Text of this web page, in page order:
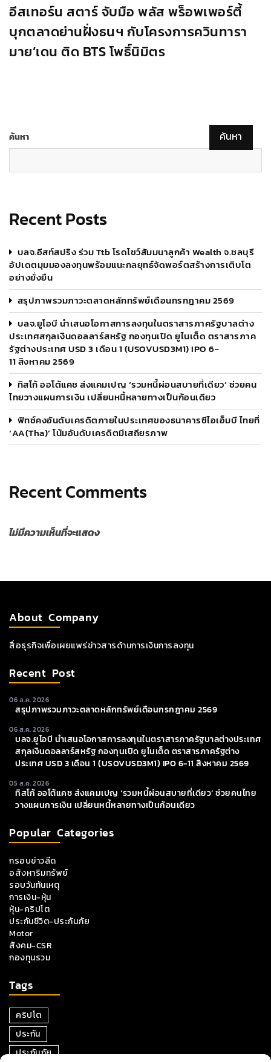
อีสเทอร์น สตาร์ จับมือ พลัส พร็อพเพอร์ตี้
บุกตลาดย่านฝั่งธนฯ กับโครงการควินทารา
มาย’เดน ติด BTS โพธิ์นิมิตร
ค้นหา ค้นหา
Recent Posts
บลจ.อีสท์สปริง ร่วม Ttb โรดโชว์สัมมนาลูกค้า Wealth จ.ชลบุรี
อัปเดตมุมมองลงทุนพร้อมแนะกลยุทธ์จัดพอร์ตสร้างการเติบโต
อย่างยั่งยืน
สรุปภาพรวมภาวะตลาดหลักทรัพย์เดือนกรกฎาคม 2569
บลจ.ยูโอบี นำเสนอโอกาสการลงทุนในตราสารภาครัฐบาลต่าง
ประเทศสกุลเงินดอลลาร์สหรัฐ กองทุนเปิด ยูไนเต็ด ตราสารภาค
รัฐต่างประเทศ USD 3 เดือน 1 (USOVUSD3M1) IPO 6-
11 สิงหาคม 2569
ทิสโก้ ออโต้แคช ส่งแคมเปญ ‘รวมหนี้ผ่อนสบายที่เดียว’ ช่วยคน
ไทยวางแผนการเงิน เปลี่ยนหนี้หลายทางเป็นก้อนเดียว
ฟิทช์คงอันดับเครดิตภายในประเทศของธนาคารซีไอเอ็มบี ไทยที่
‘AA(tha)’ โน้มอันดับเครดิตมีเสถียรภาพ
Recent Comments
ไม่มีความเห็นที่จะแสดง
About Company
สื่อธุรกิจเพื่อเผยแพร่ข่าวสารด้านการเงินการลงทุน
Recent Post
06 ส.ค. 2026
สรุปภาพรวมภาวะตลาดหลักทรัพย์เดือนกรกฎาคม 2569
06 ส.ค. 2026
บลจ.ยูโอบี นำเสนอโอกาสการลงทุนในตราสารภาครัฐบาลต่างประเทศ
สกุลเงินดอลลาร์สหรัฐ กองทุนเปิด ยูไนเต็ด ตราสารภาครัฐต่าง
ประเทศ USD 3 เดือน 1 (USOVUSD3M1) IPO 6-11 สิงหาคม 2569
05 ส.ค. 2026
ทิสโก้ ออโต้แคช ส่งแคมเปญ ‘รวมหนี้ผ่อนสบายที่เดียว’ ช่วยคนไทย
วางแผนการเงิน เปลี่ยนหนี้หลายทางเป็นก้อนเดียว
Popular Categories
กรอบข่าวลีด
อสังหาริมทรัพย์
รอบวันทันเหตุ
การเงิน-หุ้น
หุ้น-คริปโต
ประกันชีวิต-ประกันภัย
Motor
สังคม-CSR
กองทุนรวม
Tags
คริปโต
ประกัน
ประกันภัย